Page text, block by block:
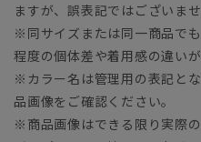
ますが、誤表記ではございませ
※同サイズまたは同一商品で
程度の個体差や着用感の違い
※カラー名は管理用の表記と
品画像をご確認ください。
※商品画像はできる限り実際